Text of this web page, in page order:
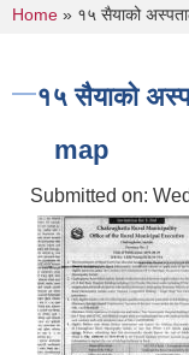
You are
Home » १५ सैयाको
१५ सैयाको
map
Submitted on: